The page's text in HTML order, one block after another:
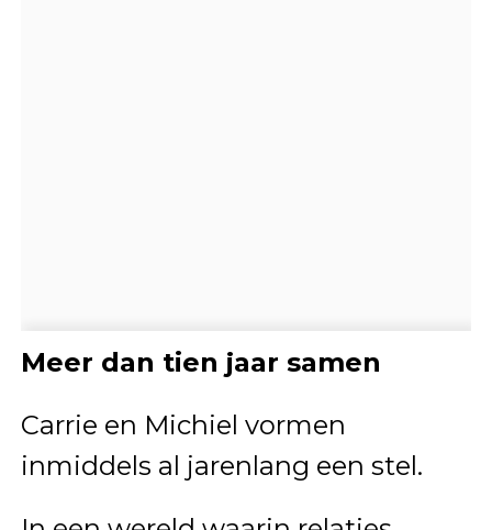
Meer dan tien jaar samen
Carrie en Michiel vormen
inmiddels al jarenlang een stel.